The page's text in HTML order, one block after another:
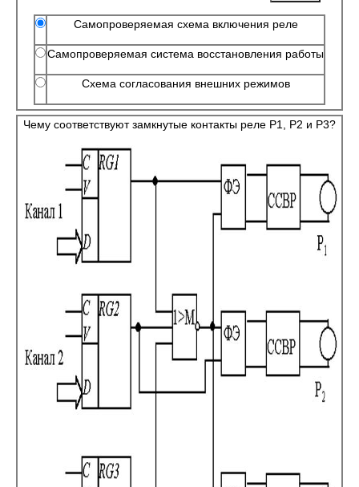
Самопроверяемая схема включения реле
Самопроверяемая система восстановления работы
Схема согласования внешних режимов
Чему соответствуют замкнутые контакты реле Р1, Р2 и Р3?